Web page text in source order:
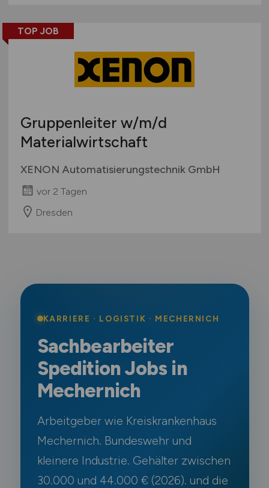
TOP JOB
Gruppenleiter w/m/d
Materialwirtschaft
XENON Automatisierungstechnik GmbH
vor 2 Tagen
Dresden
KARRIERE · LOGISTIK · MECHERNICH
Sachbearbeiter
Spedition Jobs in
Mechernich
Arbeitgeber wie Kreiskrankenhaus
Mechernich. Bundeswehr und
kleinere Industrie. Gehälter zwischen
30.000 und 44.000 € (2026). und die